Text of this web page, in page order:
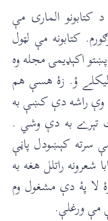
المارۍ مې
کتابونه مې لټول
اکېډيمۍ مجله وه
ؤ. زۀ هسې هم
وې راشه دې کښې به
تېرے به دې وشي .
سرته کېښودل پاڼې
راتلل هغه به
لا پۀ دې مشغول وم
مې ورغلې.